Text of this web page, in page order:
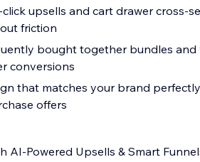
upsells and cart drawer cross-
friction
bought together bundles
conversions
that matches your brand
offers
AI-Powered Upsells & Smart